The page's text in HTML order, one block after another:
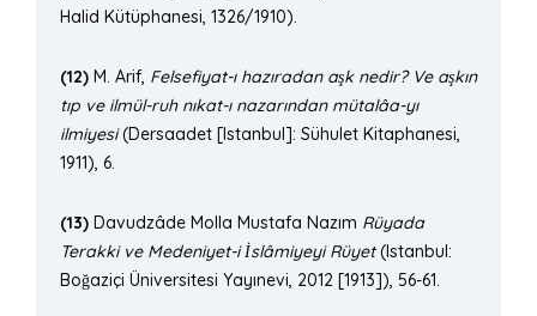
Halid Kütüphanesi, 1326/1910).
(12) M. Arif, Felsefiyat-ı hazıradan aşk nedir? Ve aşkın
tıp ve ilmül-ruh nıkat-ı nazarından mütalâa-yı
ilmiyesi(Dersaadet [Istanbul]: Sühulet Kitaphanesi,
1911), 6.
(13) Davudzâde Molla Mustafa Nazım Rüyada
Terakki ve Medeniyet-i İslâmiyeyi Rüyet(Istanbul:
Boğaziçi Üniversitesi Yayınevi, 2012 [1913]), 56-61.